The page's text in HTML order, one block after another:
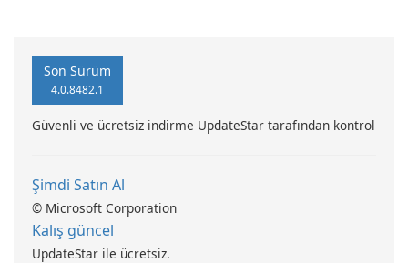
Son Sürüm
4.0.8482.1
Güvenli ve ücretsiz indirme UpdateStar tarafından kontrol
Şimdi Satın Al
© Microsoft Corporation
Kalış güncel
UpdateStar ile ücretsiz.